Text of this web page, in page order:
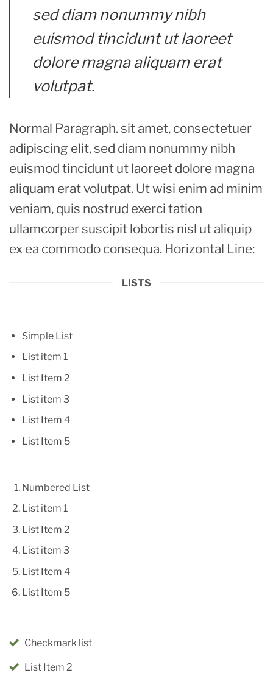
sed diam nonummy nibh
euismod tincidunt ut laoreet
dolore magna aliquam erat
volutpat.
Normal Paragraph. sit amet, consectetuer
adipiscing elit, sed diam nonummy nibh
euismod tincidunt ut laoreet dolore magna
aliquam erat volutpat. Ut wisi enim ad minim
veniam, quis nostrud exerci tation
ullamcorper suscipit lobortis nisl ut aliquip
ex ea commodo consequa. Horizontal Line:
LISTS
Simple List
List item 1
List Item 2
List item 3
List Item 4
List Item 5
Numbered List
List item 1
List Item 2
List item 3
List Item 4
List Item 5
Checkmark list
List Item 2